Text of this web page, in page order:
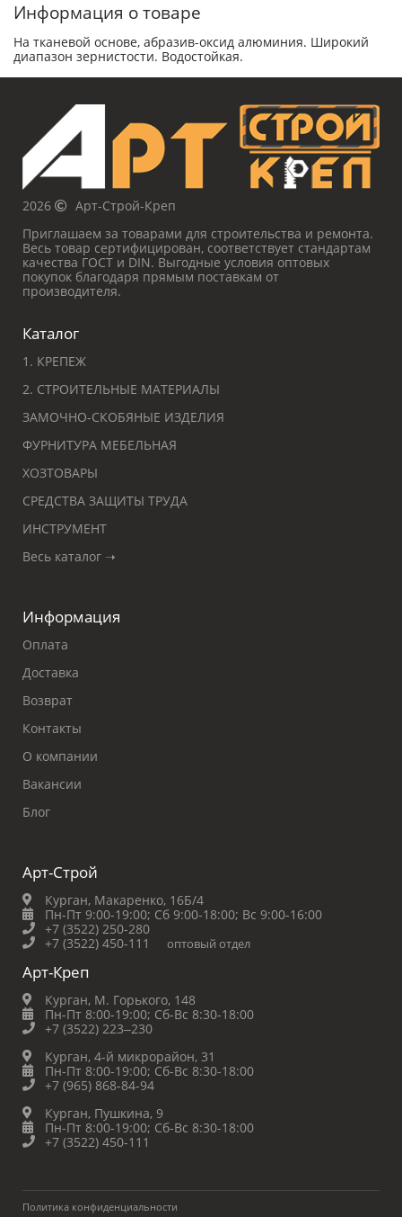
Информация о товаре
На тканевой основе, абразив-оксид алюминия. Широкий
диапазон зернистости. Водостойкая.
2026
Арт-Строй-Креп
Приглашаем за товарами для строительства и ремонта.
Весь товар сертифицирован, соответствует стандартам
качества ГОСТ и DIN. Выгодные условия оптовых
покупок благодаря прямым поставкам от
производителя.
Каталог
1. КРЕПЕЖ
2. СТРОИТЕЛЬНЫЕ МАТЕРИАЛЫ
ЗАМОЧНО-СКОБЯНЫЕ ИЗДЕЛИЯ
ФУРНИТУРА МЕБЕЛЬНАЯ
ХОЗТОВАРЫ
СРЕДСТВА ЗАЩИТЫ ТРУДА
ИНСТРУМЕНТ
Весь каталог ➝
Информация
Оплата
Доставка
Возврат
Контакты
О компании
Вакансии
Блог
Арт-Строй
Курган, Макаренко, 16Б/4
Пн-Пт 9:00-19:00; Сб 9:00-18:00; Вс 9:00-16:00
+7 (3522) 250-280
+7 (3522) 450-111
оптовый отдел
Арт-Креп
Курган, М. Горького, 148
Пн-Пт 8:00-19:00; Сб-Вс 8:30-18:00
+7 (3522) 223‒230
Курган, 4-й микрорайон, 31
Пн-Пт 8:00-19:00; Сб-Вс 8:30-18:00
+7 (965) 868-84-94
Курган, Пушкина, 9
Пн-Пт 8:00-19:00; Сб-Вс 8:30-18:00
+7 (3522) 450-111
Политика конфиденциальности